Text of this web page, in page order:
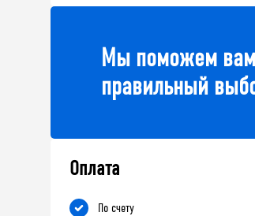
Мы поможем вам
правильный
Оплата
По счету